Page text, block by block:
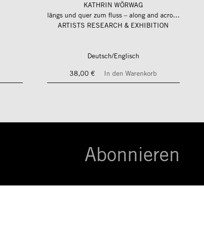
KATHRIN WÖRWAG
längs und quer zum fluss – along and across the river
ARTISTS RESEARCH & EXHIBITION
Deutsch/Englisch
38,00 €
In den Warenkorb
Abonnieren